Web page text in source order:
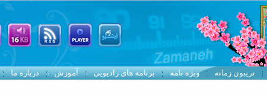
درباره ما آموزش برنامه های رادیویی ویژه نامه تریبون زمانه